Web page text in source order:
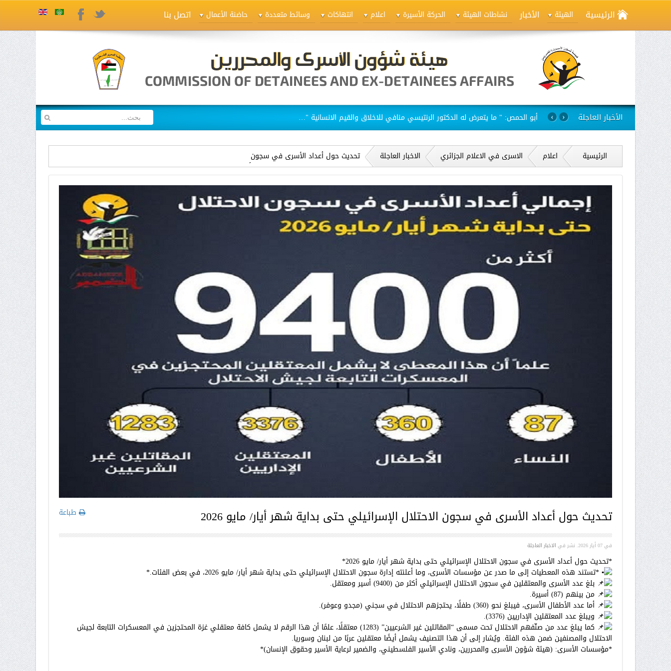
الرئيسية الهيئة الأخبار نشاطات الهيئة الحركة الأسيرة اعلام انتهاكات وسائط متعددة حاضنة الأعمال اتصل بنا FacebookTwitter
الأخبار العاجلة استمرار مسلسل الانتهاكات بحق الاسيرات في سجن "الدامون" › ‹
الرئيسية اعلام الاسرى في الاعلام الجزائري الاخبار العاجلة
تحديث حول أعداد الأسرى في سجون
الاحتلال الإسرائيلي حتى بداية شهر أيار/
مايو 2026
طباعة تحديث حول أعداد الأسرى في سجون الاحتلال الإسرائيلي حتى بداية شهر أيار/ مايو 2026
في07 أيار 2026 . نشر في الاخبار العاجلة
*تحديث حول أعداد الأسرى في سجون الاحتلال الإسرائيلي حتى بداية شهر أيار/ مايو 2026*
*تستند هذه المعطيات إلى ما صدر عن مؤسسات الأسرى، وما أعلنته إدارة سجون الاحتلال الإسرائيلي حتى بداية شهر أيار/ مايو 2026، في بعض الفئات.*
بلغ عدد الأسرى والمعتقلين في سجون الاحتلال الإسرائيلي أكثر من (9400) أسير ومعتقل.
من بينهم (87) أسيرة.
أما عدد الأطفال الأسرى، فيبلغ نحو (360) طفلًا، يحتجزهم الاحتلال في سجني (مجدو وعوفر).
ويبلغ عدد المعتقلين الإداريين (3376).
كما يبلغ عدد من صنّفهم الاحتلال تحت مسمى “المقاتلين غير الشرعيين” (1283) معتقلًا، علمًا أن هذا الرقم لا يشمل كافة معتقلي غزة المحتجزين في المعسكرات التابعة لجيش
الاحتلال والمصنفين ضمن هذه الفئة. ويُشار إلى أن هذا التصنيف يشمل أيضًا معتقلين عربًا من لبنان وسوريا.
*مؤسسات الأسرى: (هيئة شؤون الأسرى والمحررين، ونادي الأسير الفلسطيني، والضمير لرعاية الأسير وحقوق الإنسان)*